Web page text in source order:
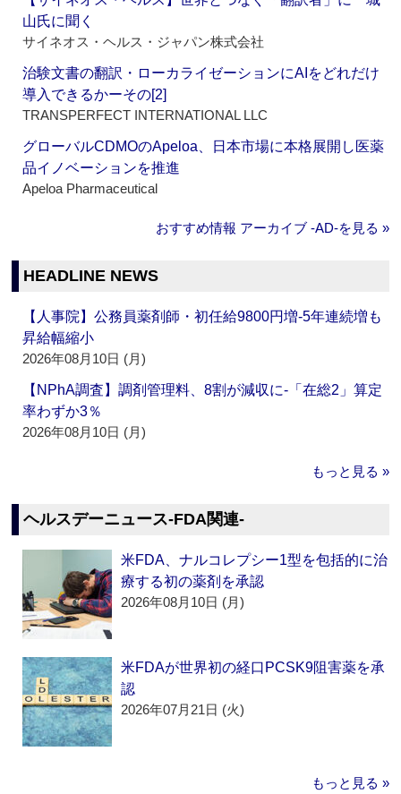
山氏に聞く
サイネオス・ヘルス・ジャパン株式会社
治験文書の翻訳・ローカライゼーションにAIをどれだけ
導入できるかーその[2]
TRANSPERFECT INTERNATIONAL LLC
グローバルCDMOのApeloa、日本市場に本格展開し医薬
品イノベーションを推進
Apeloa Pharmaceutical
おすすめ情報 アーカイブ ‐AD‐を見る »
HEADLINE NEWS
【人事院】公務員薬剤師・初任給9800円増‐5年連続増も
昇給幅縮小
2026年08月10日 (月)
【NPhA調査】調剤管理料、8割が減収に‐「在総2」算定
率わずか3％
2026年08月10日 (月)
もっと見る »
ヘルスデーニュース‐FDA関連‐
米FDA、ナルコレプシー1型を包括的に治
療する初の薬剤を承認
2026年08月10日 (月)
米FDAが世界初の経口PCSK9阻害薬を承
認
2026年07月21日 (火)
もっと見る »